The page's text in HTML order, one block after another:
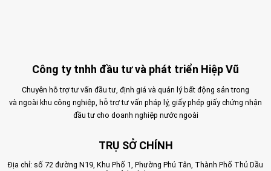
Công ty tnhh đầu tư và phát triển Hiệp Vũ
Chuyên hỗ trợ tư vấn đầu tư, định giá và quản lý bất động sản trong
và ngoài khu công nghiệp, hỗ trợ tư vấn pháp lý, giấy phép giấy chứng nhận
đầu tư cho doanh nghiệp nước ngoài
TRỤ SỞ CHÍNH
Địa chỉ: số 72 đường N19, Khu Phố 1, Phường Phú Tân, Thành Phố Thủ Dầu